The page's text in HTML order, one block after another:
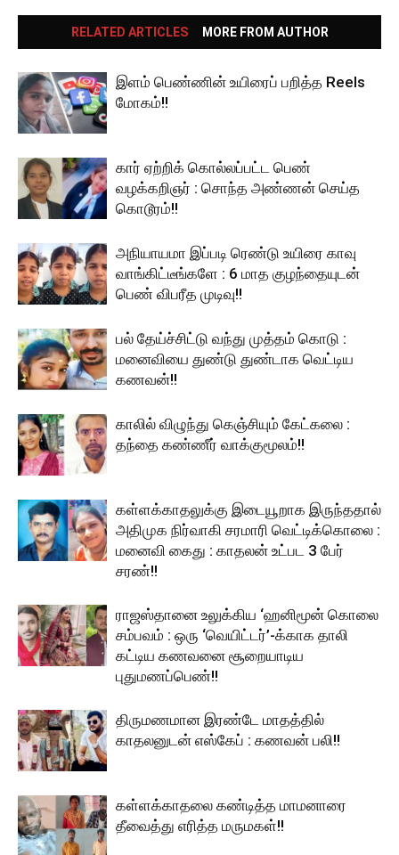
RELATED ARTICLES MORE FROM AUTHOR
இளம் பெண்ணின் உயிரைப் பறித்த Reels
மோகம்!!
கார் ஏற்றிக் கொல்லப்பட்ட பெண்
வழக்கறிஞர் : சொந்த அண்ணன் செய்த
கொடூரம்!!
அநியாயமா இப்படி ரெண்டு உயிரை காவு
வாங்கிட்டீங்களே : 6 மாத குழந்தையுடன்
பெண் விபரீத முடிவு!!
பல் தேய்ச்சிட்டு வந்து முத்தம் கொடு :
மனைவியை துண்டு துண்டாக வெட்டிய
கணவன்!!
காலில் விழுந்து கெஞ்சியும் கேட்கலை :
தந்தை கண்ணீர் வாக்குமூலம்!!
கள்ளக்காதலுக்கு இடையூறாக இருந்ததால்
அதிமுக நிர்வாகி சரமாரி வெட்டிக்கொலை :
மனைவி கைது : காதலன் உட்பட 3 பேர்
சரண்!!
ராஜஸ்தானை உலுக்கிய ‘ஹனிமூன் கொலை
சம்பவம் : ஒரு ‘வெயிட்டர்’-க்காக தாலி
கட்டிய கணவனை சூறையாடிய
புதுமணப்பெண்!!
திருமணமான இரண்டே மாதத்தில்
காதலனுடன் எஸ்கேப் : கணவன் பலி!!
கள்ளக்காதலை கண்டித்த மாமனாரை
தீவைத்து எரித்த மருமகள்!!